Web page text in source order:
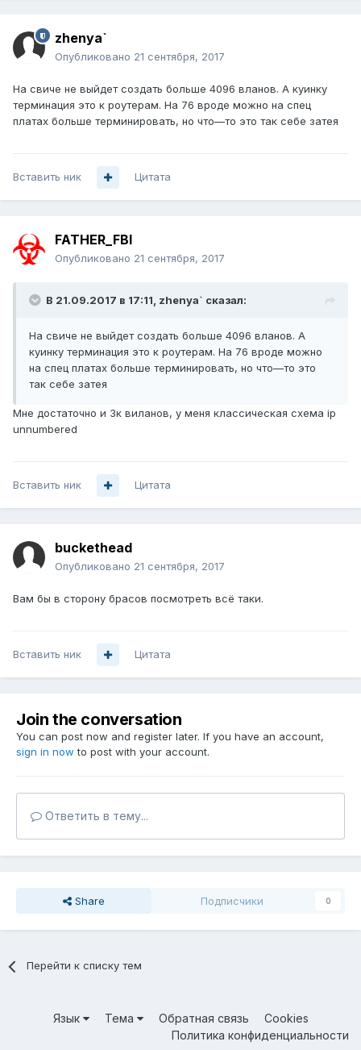
zhenya`
Опубликовано 21 сентября, 2017
На свиче не выйдет создать больше 4096 вланов. А куинку
терминация это к роутерам. На 76 вроде можно на спец
платах больше терминировать, но что—то это так себе затея
Вставить ник Цитата
FATHER_FBI
Опубликовано 21 сентября, 2017
В 21.09.2017 в 17:11, zhenya` сказал:
На свиче не выйдет создать больше 4096 вланов. А
куинку терминация это к роутерам. На 76 вроде можно
на спец платах больше терминировать, но что—то это
так себе затея
Мне достаточно и 3к виланов, у меня классическая схема ip
unnumbered
Вставить ник Цитата
buckethead
Опубликовано 21 сентября, 2017
Вам бы в сторону брасов посмотреть всё таки.
Вставить ник Цитата
Join the conversation
You can post now and register later. If you have an account,
sign in now to post with your account.
Ответить в тему...
Share Подписчики 0
Перейти к списку тем
Язык Тема Обратная связь
Cookies
Политика конфиденциальности